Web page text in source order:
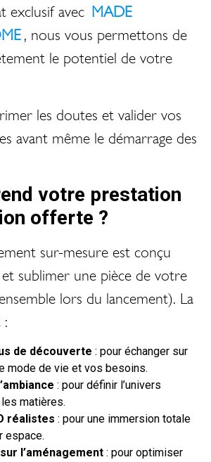
exclusif avec MADE
, nous vous permettons de
le potentiel de votre
les doutes et valider vos
avant même le démarrage des
votre prestation
offerte ?
sur-mesure est conçu
sublimer une pièce de votre
lors du lancement). La
:
de découverte : pour échanger sur
mode de vie et vos besoins.
: pour définir l’univers
matières.
réalistes : pour une immersion totale
espace.
l’aménagement : pour optimiser